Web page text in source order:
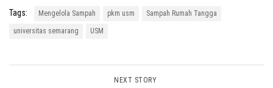
Tags: Mengelola Sampah pkm usm Sampah Rumah Tangga
universitas semarang USM
NEXT STORY